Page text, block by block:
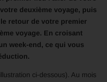
deuxième voyage, puis
retour de votre premier
voyage. En croisant
week-end, ce qui vous
ci-dessous). Au mois